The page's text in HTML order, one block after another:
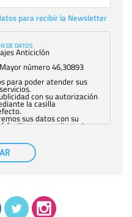
para recibir la Newsletter
DE DATOS
Anticiclón
número 46,30893
para poder atender sus
con su autorización
la casilla
sus datos con su
facilitarnos mediante la
sólo el personal de
autorizado podrá
que le pedimos. No se
tratamos sus datos en la